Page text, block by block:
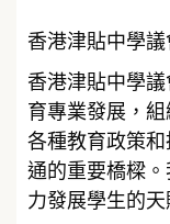
香港津貼中學議
香港津貼中學
育專業發展，
各種教育政策
通的重要橋樑
力發展學生的